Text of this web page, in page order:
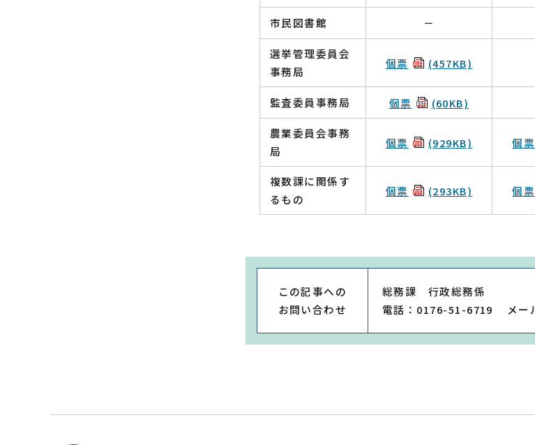
市民図書館 －
選挙管理委員会
事務局
個票 (457KB)
監査委員事務局 個票 (60KB)
農業委員会事務
局
個票 (929KB) 個票
複数課に関係す
るもの
個票 (293KB) 個票
この記事への
お問い合わせ
総務課 行政総務係
電話：0176-51-6719
メー